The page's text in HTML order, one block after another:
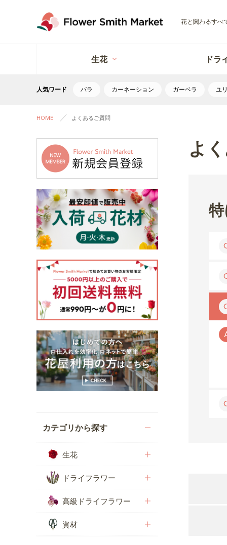
花と関わるすべ
生花 ドラ
人気ワード バラ カーネーション ガーベラ ユ
HOME よくあるご質問
カテゴリから探す
生花
ドライフラワー
高級ドライフラワー
資材
よ